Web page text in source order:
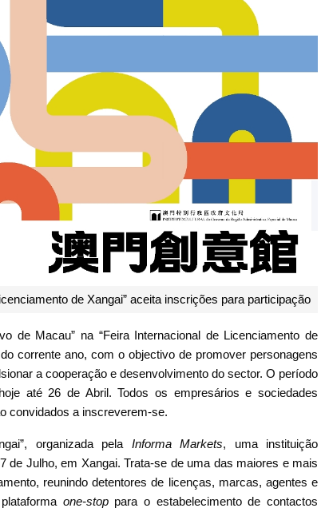
de Xangai” aceita inscrições para participação
de Macau” na “Feira Internacional de Licenciamento de
corrente ano, com o objectivo de promover personagens
a cooperação e desenvolvimento do sector. O período
até 26 de Abril. Todos os empresários e sociedades
convidados a inscreverem-se.
organizada pela Informa Markets, uma instituição
de Julho, em Xangai. Trata-se de uma das maiores e mais
reunindo detentores de licenças, marcas, agentes e
one-stoppara o estabelecimento de contactos